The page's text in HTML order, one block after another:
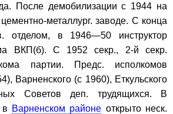
После демобилизации с 1944 на
металлург. заводе. С конца
отделом, в 1946—50 инструктор
ВКП(б). С 1952 секр., 2-й секр.
партии. Предс. исполкомов
Варненского (с 1960), Еткульского
Советов деп. трудящихся. В
Варненском районе открыто неск.